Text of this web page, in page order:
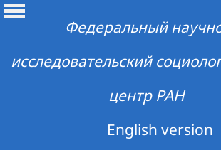
Федеральный
исследовательский
центр РАН
English version